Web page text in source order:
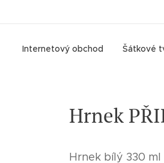
Internetový obchod Šátkové
Hrnek
Hrnek bílý 330 ml